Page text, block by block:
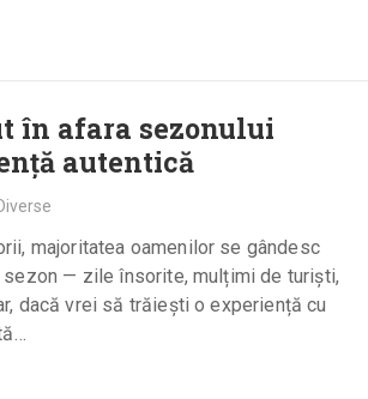
în afara sezonului
autentică
majoritatea oamenilor se gândesc
sezon — zile însorite, mulțimi de turiști,
dacă vrei să trăiești o experiență cu